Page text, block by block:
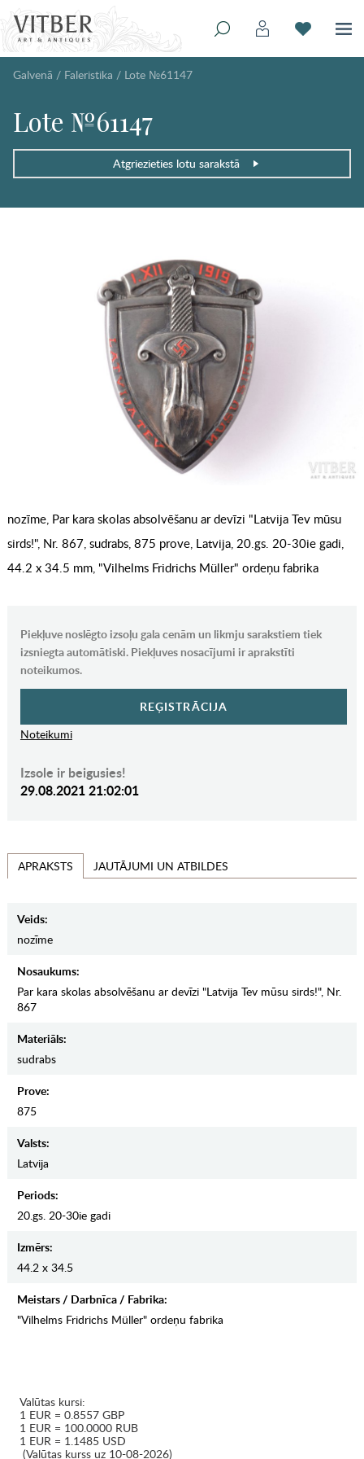
Galvenā / Faleristika / Lote №61147
Lote №61147
Atgriezieties lotu sarakstā
nozīme, Par kara skolas absolvēšanu ar devīzi "Latvija Tev mūsu
sirds!", Nr. 867, sudrabs, 875 prove, Latvija, 20.gs. 20-30ie gadi,
44.2 x 34.5 mm, "Vilhelms Fridrichs Müller" ordeņu fabrika
Piekļuve noslēgto izsoļu gala cenām un likmju sarakstiem tiek
izsniegta automātiski. Piekļuves nosacījumi ir aprakstīti
noteikumos.
REĢISTRĀCIJA
Noteikumi
Izsole ir beigusies!
29.08.2021 21:02:01
APRAKSTS JAUTĀJUMI UN ATBILDES
Veids:
nozīme
Nosaukums:
Par kara skolas absolvēšanu ar devīzi "Latvija Tev mūsu sirds!", Nr.
867
Materiāls:
sudrabs
Prove:
875
Valsts:
Latvija
Periods:
20.gs. 20-30ie gadi
Izmērs:
44.2 x 34.5
Meistars / Darbnīca / Fabrika:
"Vilhelms Fridrichs Müller" ordeņu fabrika
Valūtas kursi:
1 EUR = 0.8557 GBP
1 EUR = 100.0000 RUB
1 EUR = 1.1485 USD
(Valūtas kurss uz 10-08-2026)